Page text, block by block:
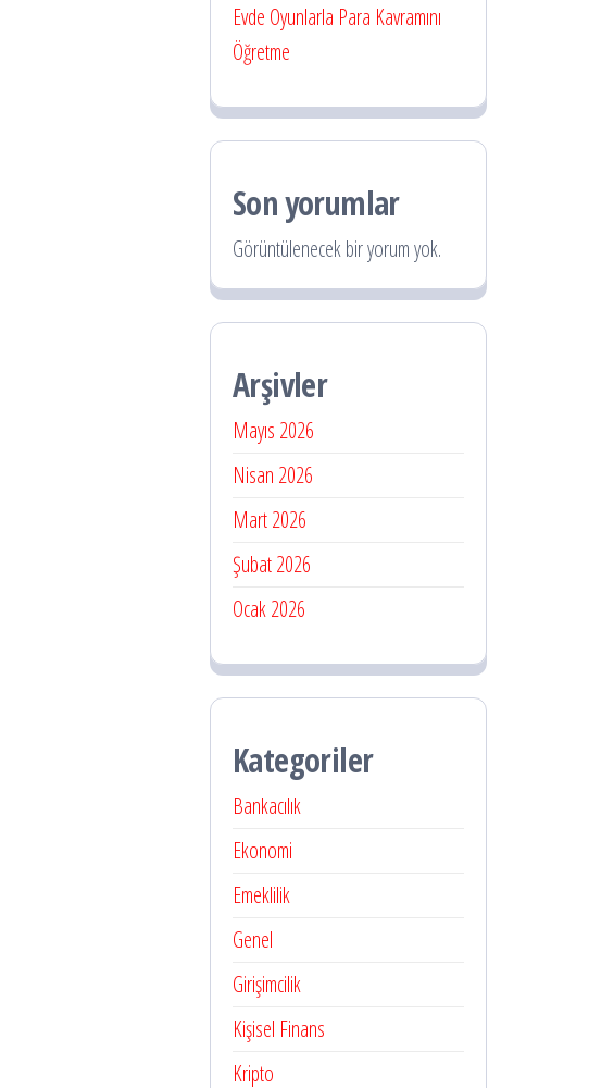
Evde Oyunlarla Para Kavramını
Öğretme
Son yorumlar
Görüntülenecek bir yorum yok.
Arşivler
Mayıs 2026
Nisan 2026
Mart 2026
Şubat 2026
Ocak 2026
Kategoriler
Bankacılık
Ekonomi
Emeklilik
Genel
Girişimcilik
Kişisel Finans
Kripto